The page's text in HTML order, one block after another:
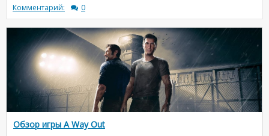
Комментарий:
0
Обзор игры A Way Out